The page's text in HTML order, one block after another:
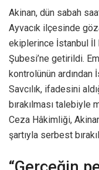
Akinan, dün sabah
Ayvacık ilçesinde
ekiplerince İstanbul İl
Şubesi’ne getirildi.
kontrolünün
Savcılık, ifadesini
bırakılması
Ceza Hâkimliği,
şartıyla serbest